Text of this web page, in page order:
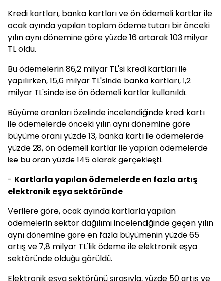
Kredi kartları, banka kartları ve ön ödemeli kartlar ile
ocak ayında yapılan toplam ödeme tutarı bir önceki
yılın aynı dönemine göre yüzde 16 artarak 103 milyar
TL oldu.
Bu ödemelerin 86,2 milyar TL'si kredi kartları ile
yapılırken, 15,6 milyar TL'sinde banka kartları, 1,2
milyar TL'sinde ise ön ödemeli kartlar kullanıldı.
Büyüme oranları özelinde incelendiğinde kredi kartı
ile ödemelerde önceki yılın aynı dönemine göre
büyüme oranı yüzde 13, banka kartı ile ödemelerde
yüzde 28, ön ödemeli kartlar ile yapılan ödemelerde
ise bu oran yüzde 145 olarak gerçekleşti.
- Kartlarla yapılan ödemelerde en fazla artış
elektronik eşya sektöründe
Verilere göre, ocak ayında kartlarla yapılan
ödemelerin sektör dağılımı incelendiğinde geçen yılın
aynı dönemine göre en fazla büyümenin yüzde 65
artış ve 7,8 milyar TL'lik ödeme ile elektronik eşya
sektöründe olduğu görüldü.
Elektronik eşya sektörünü sırasıyla, yüzde 50 artış ve